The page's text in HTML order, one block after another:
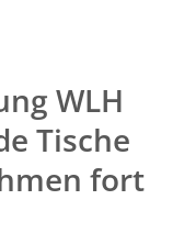
WLH
Tische
fort